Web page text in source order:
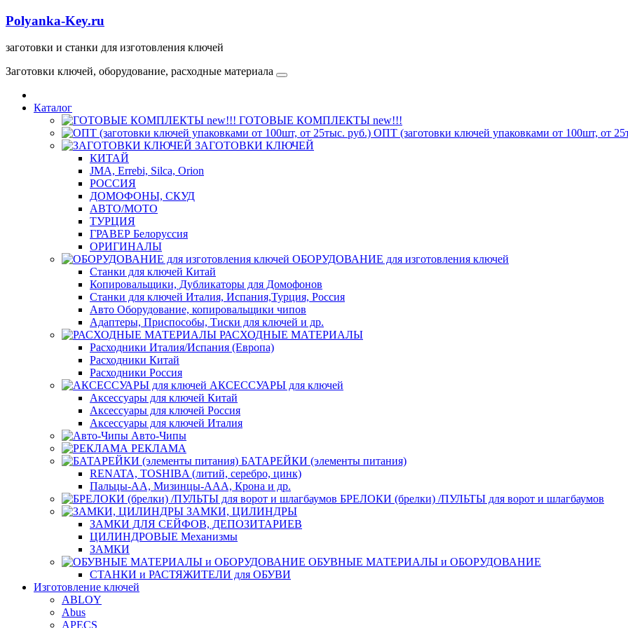
Polyanka-Key.ru
заготовки и станки для изготовления ключей
Заготовки ключей, оборудование, расходные материала
Каталог
ГОТОВЫЕ КОМПЛЕКТЫ new!!!
ОПТ (заготовки ключей упаковками от 100шт, от
ЗАГОТОВКИ КЛЮЧЕЙ
КИТАЙ
JMA, Errebi, Silca, Orion
РОССИЯ
ДОМОФОНЫ, СКУД
ABTO/МОТО
ТУРЦИЯ
ГРАВЕР Белоруссия
ОРИГИНАЛЫ
ОБОРУДОВАНИЕ для изготовления ключей
Станки для ключей Китай
Копировальщики, Дубликаторы для Домофонов
Станки для ключей Италия, Испания,Турция, Россия
Авто Оборудование, копировальщики чипов
Адаптеры, Приспособы, Тиски для ключей и др.
РАСХОДНЫЕ МАТЕРИАЛЫ
Расходники Италия/Испания (Европа)
Расходники Китай
Расходники Россия
АКСЕССУАРЫ для ключей
Аксессуары для ключей Китай
Аксессуары для ключей Россия
Аксессуары для ключей Италия
Авто-Чипы
РЕКЛАМА
БАТАРЕЙКИ (элементы питания)
RENATA, TOSHIBA (литий, серебро, цинк)
Пальцы-АА, Мизинцы-ААА, Крона и др.
БРЕЛОКИ (брелки) /ПУЛЬТЫ для ворот и шлагбаумов
ЗАМКИ, ЦИЛИНДРЫ
ЗАМКИ ДЛЯ СЕЙФОВ, ДЕПОЗИТАРИЕВ
ЦИЛИНДРОВЫЕ Механизмы
ЗАМКИ
ОБУВНЫЕ МАТЕРИАЛЫ и ОБОРУДОВАНИЕ
СТАНКИ и РАСТЯЖИТЕЛИ для ОБУВИ
Изготовление ключей
ABLOY
Abus
APECS